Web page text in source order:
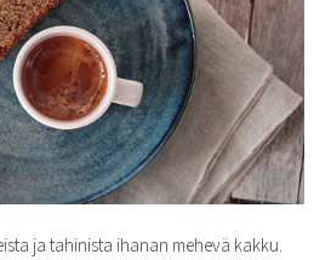
ja tahinista ihanan mehevä kakku.